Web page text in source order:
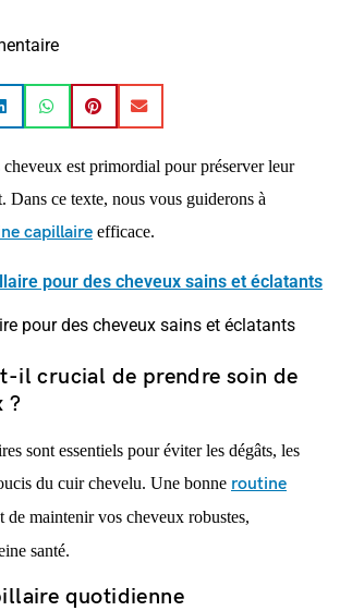
cheveux est primordial pour préserver leur
Dans ce texte, nous vous guiderons à
capillaire efficace.
pour des cheveux sains et éclatants
il crucial de prendre soin de
?
sont essentiels pour éviter les dégâts, les
du cuir chevelu. Une bonne routine
de maintenir vos cheveux robustes,
santé.
quotidienne